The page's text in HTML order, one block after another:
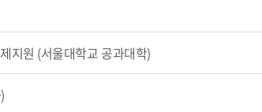
지원 (서울대학교 공과대학)